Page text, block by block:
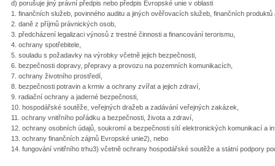
d) porušuje jiný právní předpis nebo předpis Evropské unie v oblasti
1. finančních služeb, povinného auditu a jiných ověřovacích služeb, finančních produktů
2. daně z příjmů právnických osob,
3. předcházení legalizaci výnosů z trestné činnosti a financování terorismu,
4. ochrany spotřebitele,
5. souladu s požadavky na výrobky včetně jejich bezpečnosti,
6. bezpečnosti dopravy, přepravy a provozu na pozemních komunikacích,
7. ochrany životního prostředí,
8. bezpečnosti potravin a krmiv a ochrany zvířat a jejich zdraví,
9. radiační ochrany a jaderné bezpečnosti,
10. hospodářské soutěže, veřejných dražeb a zadávání veřejných zakázek,
11. ochrany vnitřního pořádku a bezpečnosti, života a zdraví,
12. ochrany osobních údajů, soukromí a bezpečnosti sítí elektronických komunikací a
13. ochrany finančních zájmů Evropské unie2), nebo
14. fungování vnitřního trhu3) včetně ochrany hospodářské soutěže a státní podpory